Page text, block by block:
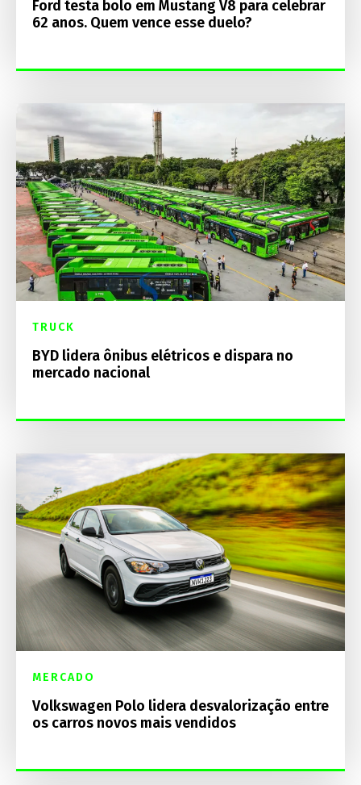
Ford testa bolo em Mustang V8 para celebrar
62 anos. Quem vence esse duelo?
TRUCK
BYD lidera ônibus elétricos e dispara no
mercado nacional
MERCADO
Volkswagen Polo lidera desvalorização entre
os carros novos mais vendidos